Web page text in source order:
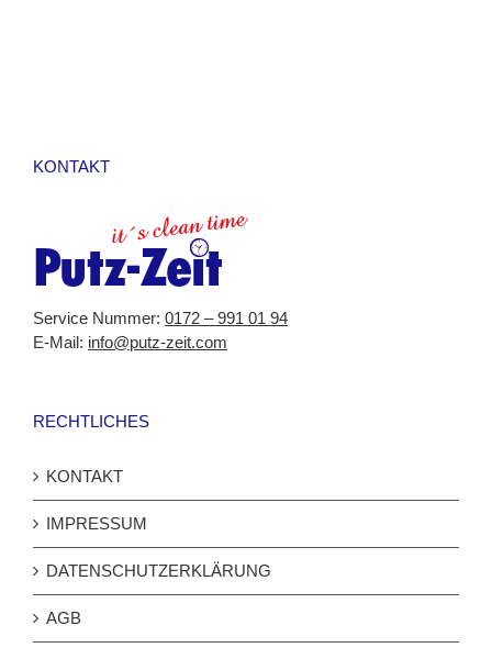
KONTAKT
Service Nummer: 0172 – 991 01 94
E-Mail: info@putz-zeit.com
RECHTLICHES
KONTAKT
IMPRESSUM
DATENSCHUTZERKLÄRUNG
AGB